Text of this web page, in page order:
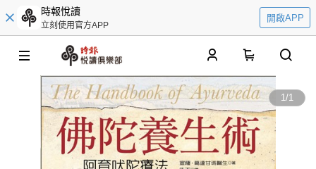
時報悅讀
立刻使用官方APP
開啟APP
1/1